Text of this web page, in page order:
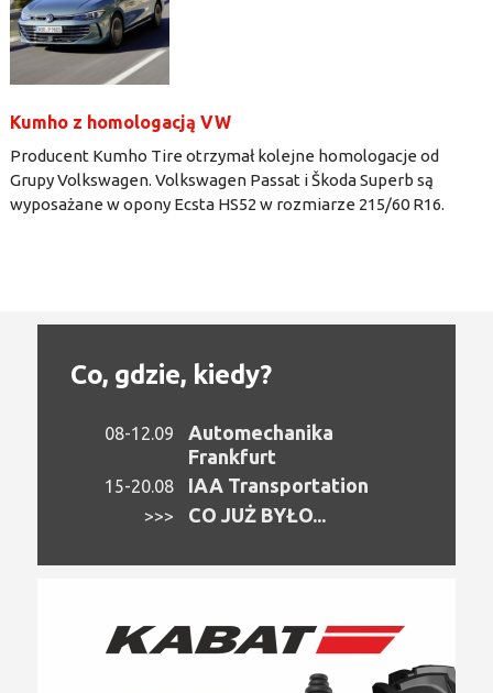
Kumho z homologacją VW
Producent Kumho Tire otrzymał kolejne homologacje od
Grupy Volkswagen. Volkswagen Passat i Škoda Superb są
wyposażane w opony Ecsta HS52 w rozmiarze 215/60 R16.
Co, gdzie, kiedy?
08-12.09
Automechanika
Frankfurt
15-20.08 IAA Transportation
>>> CO JUŻ BYŁO...